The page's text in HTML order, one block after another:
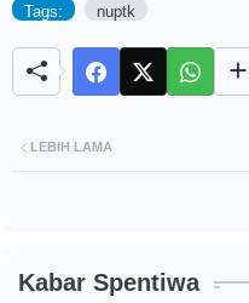
Tags: nuptk
LEBIH LAMA
Kabar Spentiwa